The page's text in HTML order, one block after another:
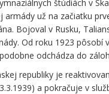
štúdiách v
armády už na začiatku
Bojoval v Rusku,
Od roku 1923 pôsobí
odchádza do
republiky je
a pokračuje v